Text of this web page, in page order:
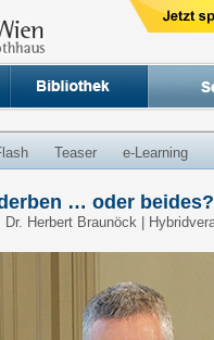
Teaser e-Learning
… oder
Herbert Braunöck |